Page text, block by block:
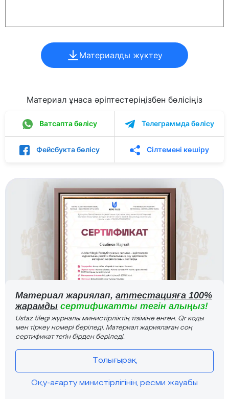
Материалды жүктеу
Материал ұнаса әріптестеріңізбен бөлісіңіз
Ватсапта бөлісу Телеграммда бөлісу
Фейсбукта бөлісу Сілтемені көшіру
Материал жариялап, аттестацияға 100%
жарамды сертификатты тегін алыңыз!
Ustaz tilegi журналы министірліктің тізіміне енген. Qr коды
мен тіркеу номері беріледі. Материал жариялаған соң
сертификат тегін бірден беріледі.
Толығырақ
Оқу-ағарту министірлігінің ресми жауабы